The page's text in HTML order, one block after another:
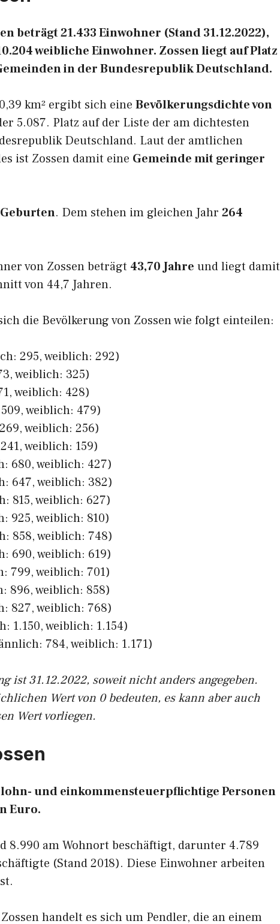
beträgt 21.433 Einwohner (Stand 31.12.2022),
weibliche Einwohner. Zossen liegt auf Platz
in der Bundesrepublik Deutschland.
km² ergibt sich eine Bevölkerungsdichte von
5.087. Platz auf der Liste der am dichtesten
Deutschland. Laut der amtlichen
ist Zossen damit eine Gemeinde mit geringer
Geburten. Dem stehen im gleichen Jahr 264
von Zossen beträgt 43,70 Jahre und liegt damit
von 44,7 Jahren.
die Bevölkerung von Zossen wie folgt einteilen:
295, weiblich: 292)
weiblich: 325)
weiblich: 428)
weiblich: 479)
weiblich: 256)
weiblich: 159)
680, weiblich: 427)
647, weiblich: 382)
815, weiblich: 627)
925, weiblich: 810)
858, weiblich: 748)
690, weiblich: 619)
799, weiblich: 701)
896, weiblich: 858)
827, weiblich: 768)
1.150, weiblich: 1.154)
784, weiblich: 1.171)
ist 31.12.2022, soweit nicht anders angegeben.
Wert von 0 bedeuten, es kann aber auch
Wert vorliegen.
lohn- und einkommensteuerpflichtige Personen
Euro.
8.990 am Wohnort beschäftigt, darunter 4.789
(Stand 2018). Diese Einwohner arbeiten
handelt es sich um Pendler, die an einem